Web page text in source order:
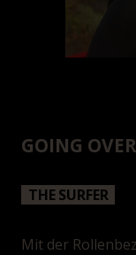
GOING
THE SURFER
Mit der